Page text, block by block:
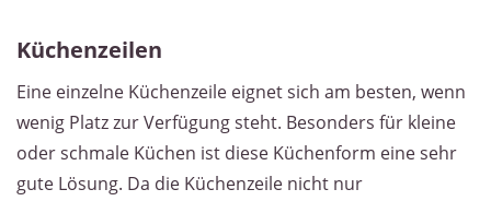
Küchenzeilen
Eine einzelne Küchenzeile eignet sich am besten, wenn
wenig Platz zur Verfügung steht. Besonders für kleine
oder schmale Küchen ist diese Küchenform eine sehr
gute Lösung. Da die Küchenzeile nicht nur